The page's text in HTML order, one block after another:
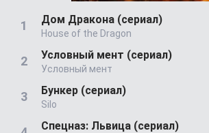
Дом Дракона (сериал)
House of the Dragon
Условный мент (сериал)
Условный мент
Бункер (сериал)
Silo
Спецназ: Львица (сериал)